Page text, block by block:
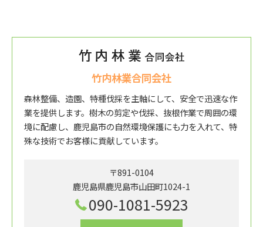
竹内林業合同会社
森林整備、造園、特種伐採を主軸にして、安全で迅速な作
業を提供します。樹木の剪定や伐採、抜根作業で周囲の環
境に配慮し、鹿児島市の自然環境保護にも力を入れて、特
殊な技術でお客様に貢献しています。
〒891-0104
鹿児島県鹿児島市山田町1024-1
090-1081-5923